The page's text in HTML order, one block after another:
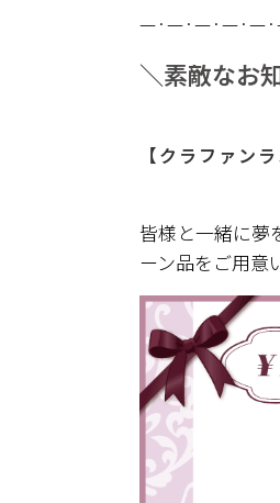
＼素敵なお
【クラファン
皆様と一緒に夢
ーン品をご用意